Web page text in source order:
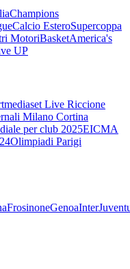
Champions
Calcio EsteroSupercoppa
MotoriBasketAmerica's
UP
Live Riccione
Milano Cortina
per club 2025EICMA
Olimpiadi Parigi
FrosinoneGenoaInter